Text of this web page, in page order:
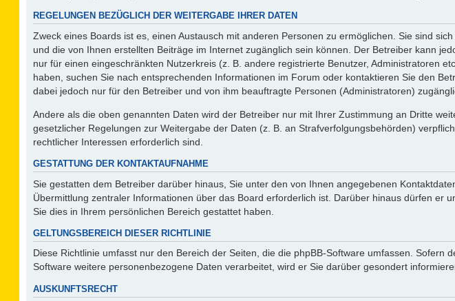
REGELUNGEN BEZÜGLICH DER WEITERGABE IHRER DATEN
Zweck eines Boards ist es, einen Austausch mit anderen Personen zu ermöglichen. Sie sind
und die von Ihnen erstellten Beiträge im Internet zugänglich sein können. Der Betreiber kann
nur für einen eingeschränkten Nutzerkreis (z. B. andere registrierte Benutzer, Administratoren
haben, suchen Sie nach entsprechenden Informationen im Forum oder kontaktieren Sie den
dabei jedoch nur für den Betreiber und von ihm beauftragte Personen (Administratoren)
Andere als die oben genannten Daten wird der Betreiber nur mit Ihrer Zustimmung an Dritte
gesetzlicher Regelungen zur Weitergabe der Daten (z. B. an Strafverfolgungsbehörden)
rechtlicher Interessen erforderlich sind.
GESTATTUNG DER KONTAKTAUFNAHME
Sie gestatten dem Betreiber darüber hinaus, Sie unter den von Ihnen angegebenen
Übermittlung zentraler Informationen über das Board erforderlich ist. Darüber hinaus dürfen er
Sie dies in Ihrem persönlichen Bereich gestattet haben.
GELTUNGSBEREICH DIESER RICHTLINIE
Diese Richtlinie umfasst nur den Bereich der Seiten, die die phpBB-Software umfassen. Sofern
Software weitere personenbezogene Daten verarbeitet, wird er Sie darüber gesondert
AUSKUNFTSRECHT